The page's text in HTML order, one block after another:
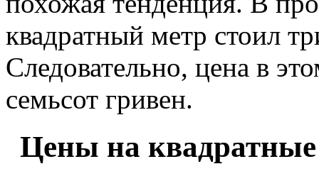
квадратный метр стоил
Следовательно, цена в
семьсот гривен.
Цены на